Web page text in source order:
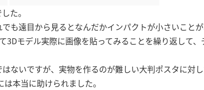
た。
も遠目から見るとなんだかインパクトが小さいこと
3Dモデル実際に画像を貼ってみることを繰り返して、
ないですが、実物を作るのが難しい大判ポスタに対
本当に助けられました。